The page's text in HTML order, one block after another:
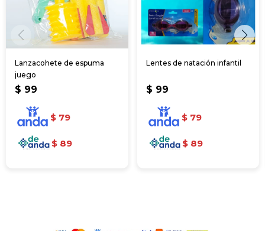
Lanzacohete de espuma
juego
$ 99
$ 79
$ 89
Lentes de natación infantil
$ 99
$ 79
$ 89